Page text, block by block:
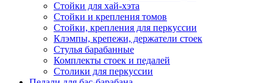
Стойки для хай-хэта
Стойки и крепления томов
Стойки, крепления для перкуссии
Клэмпы, крепежи, держатели стоек
Стулья барабанные
Комплекты стоек и педалей
Столики для перкуссии